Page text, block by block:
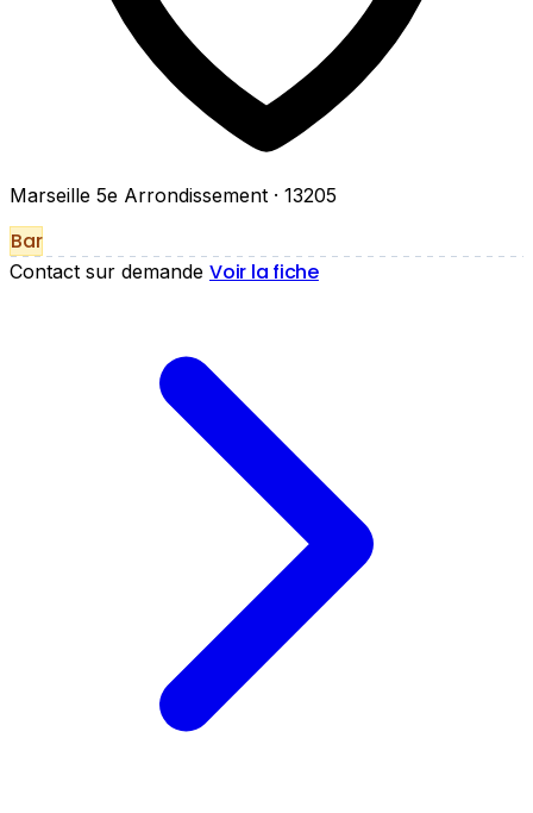
Marseille 5e Arrondissement · 13205
Bar
Contact sur demande Voir la fiche